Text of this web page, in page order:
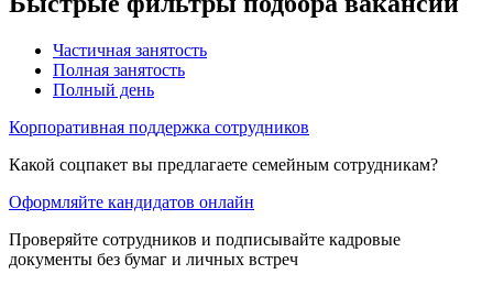
Частичная занятость
Полная занятость
Полный день
Корпоративная поддержка сотрудников
Какой соцпакет вы предлагаете семейным сотрудникам?
Оформляйте кандидатов онлайн
Проверяйте сотрудников и подписывайте кадровые
документы без бумаг и личных встреч